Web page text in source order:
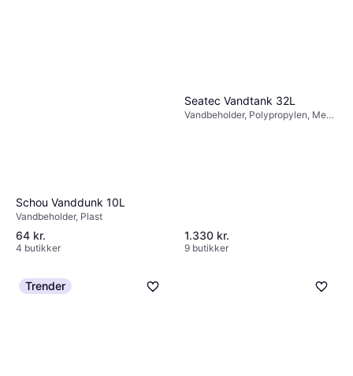
Schou Vanddunk 10L
Vandbeholder, Plast
64 kr.
4 butikker
Seatec Vandtank 32L
Vandbeholder, Polypropylen, Med
1.330 kr.
9 butikker
Trender